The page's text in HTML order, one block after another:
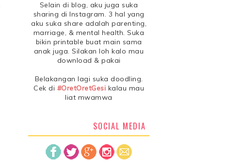
Selain di blog, aku juga suka
sharing di Instagram. 3 hal yang
aku suka share adalah parenting,
marriage, & mental health. Suka
bikin printable buat main sama
anak juga. Silakan loh kalo mau
download & pakai
Belakangan lagi suka doodling.
Cek di #OretOretGesi kalau mau
liat mwamwa
SOCIAL MEDIA